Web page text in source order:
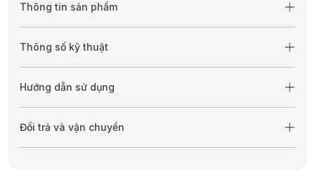
Thông tin sản phẩm
Thông số kỹ thuật
Hướng dẫn sử dụng
Đổi trả và vận chuyển